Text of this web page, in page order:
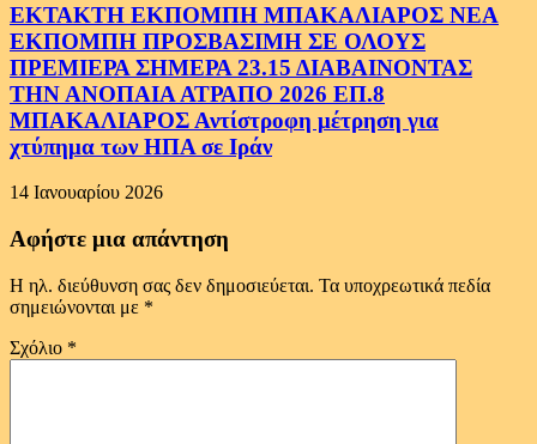
ΕΚΤΑΚΤΗ ΕΚΠΟΜΠΗ ΜΠΑΚΑΛΙΑΡΟΣ ΝΕΑ
ΕΚΠΟΜΠΗ ΠΡΟΣΒΑΣΙΜΗ ΣΕ ΟΛΟΥΣ
ΠΡΕΜΙΕΡΑ ΣΗΜΕΡΑ 23.15 ΔΙΑΒΑΙΝΟΝΤΑΣ
ΤΗΝ ΑΝΟΠΑΙΑ ΑΤΡΑΠΟ 2026 ΕΠ.8
ΜΠΑΚΑΛΙΑΡΟΣ Αντίστροφη μέτρηση για
χτύπημα των ΗΠΑ σε Ιράν
14 Ιανουαρίου 2026
Αφήστε μια απάντηση
Η ηλ. διεύθυνση σας δεν δημοσιεύεται. Τα υποχρεωτικά πεδία
σημειώνονται με *
Σχόλιο *